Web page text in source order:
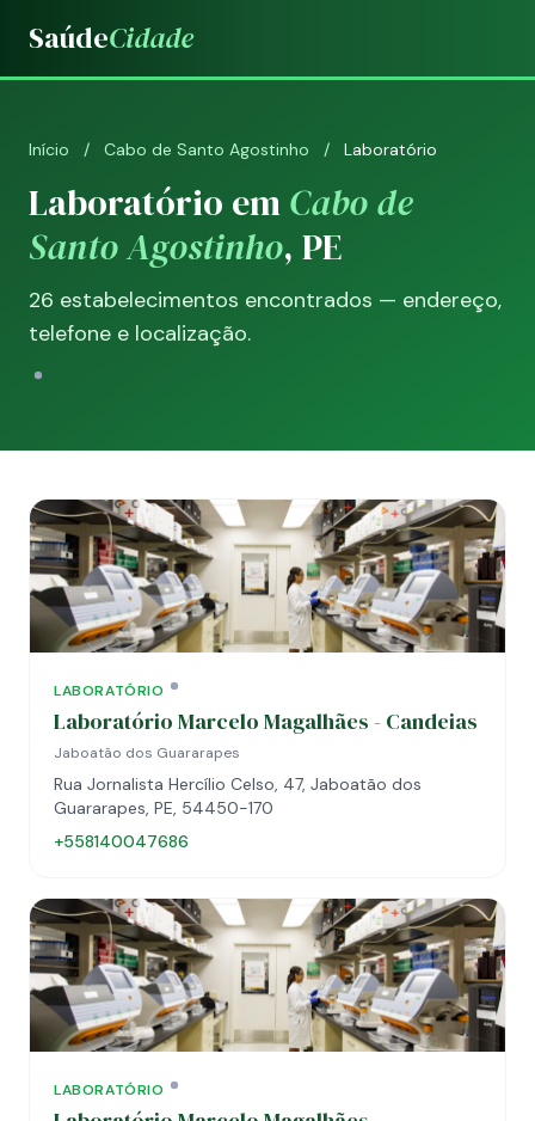
SaúdeCidade
Início / Cabo de Santo Agostinho / Laboratório
Laboratório emCabo de
Santo Agostinho, PE
26 estabelecimentos encontrados — endereço,
telefone e localização.
LABORATÓRIO
Laboratório Marcelo Magalhães - Candeias
Jaboatão dos Guararapes
Rua Jornalista Hercílio Celso, 47, Jaboatão dos
Guararapes, PE, 54450-170
+558140047686
LABORATÓRIO